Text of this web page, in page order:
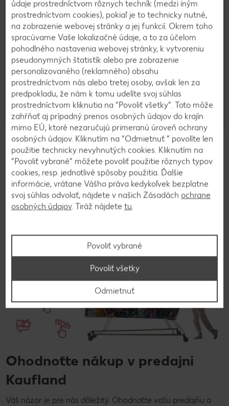
Nebeský
bambus
(Nandina
domestica)
priemer
kvetináča: 13
cm
1 kus
iba
7,99
(Hydrangea
macrophylla)
priemer
kvetináča: 19
cm
iba
11,99
XXL Monstera
skvelá
(Monstera
deliciosa)
kvetináča: 21
cm
1 kus
iba
16,99
Zobraziť ďalšie produkty
Výrobky sú v ponuke do vypredania zásob. Predaj len v obvyklom
množstve. Zobrazenia sú len ilustračné. Za chyby neručíme.
Ohodnoťte nákup v predajni
Kaufland
Váš názor je pre nás dôležitý. Ohodnoťte vašu predajňu a
údaje prostredníctvom rôznych techník (medzi iným
prostredníctvom cookies), pokiaľ je to technicky nutné,
na zobrazenie webovej stránky a jej funkcií. Okrem toho
spracúvame Vaše lokalizačné údaje, a to za účelom
pohodlného nastavenia webovej stránky, k vytvoreniu
pseudonymných štatistík alebo pre zobrazenie
personalizovaného (reklamného) obsahu
prostredníctvom nás alebo tretej osoby, avšak len za
predpokladu, že nám k tomu udelíte svoj súhlas
prostredníctvom kliknutia na “Povoliť všetky”. Toto môže
zahŕňať aj prípadný prenos osobných údajov do krajín
mimo EÚ, ktoré nezaručujú primeranú úroveň ochrany
osobných údajov. Kliknutím na “Odmietnuť ” povolíte len
použitie technicky nevyhnutých cookies. Kliknutím na
“Povoliť vybrané” môžete povoliť použitie rôznych typov
cookies, resp. jednotlivé spôsoby použitia. Ďalšie
informácie, vrátane Vášho práva kedykoľvek bezplatne
svoj súhlas odvolať, nájdete v našich Zásadách ochrane
osobných údajov. Tiráž nájdete tu.
Povoliť vybrané
Odmietnuť
Povoliť všetky